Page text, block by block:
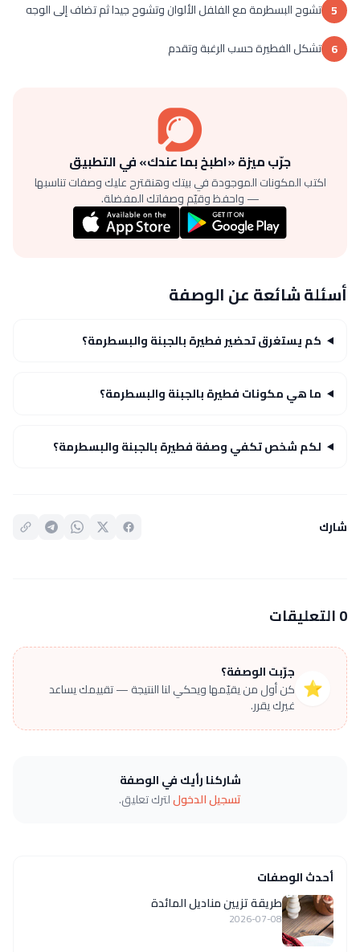
5 تشوح البسطرمة مع الفلفل الألوان وتشوح جيدا ثم تضاف إلى الوجه
6 تشكل الفطيرة حسب الرغبة وتقدم
جرّب ميزة «اطبخ بما عندك» في التطبيق
اكتب المكونات الموجودة في بيتك وهنقترح عليك وصفات تناسبها
— واحفظ وقيّم وصفاتك المفضلة.
أسئلة شائعة عن الوصفة
كم يستغرق تحضير فطيرة بالجبنة والبسطرمة؟
ما هي مكونات فطيرة بالجبنة والبسطرمة؟
لكم شخص تكفي وصفة فطيرة بالجبنة والبسطرمة؟
شارك
0 التعليقات
⭐
جرّبت الوصفة؟
كن أول من يقيّمها ويحكي لنا النتيجة — تقييمك يساعد
غيرك يقرر.
شاركنا رأيك في الوصفة
تسجيل الدخوللترك تعليق.
أحدث الوصفات
طريقة تزيين مناديل المائدة
2026-07-08